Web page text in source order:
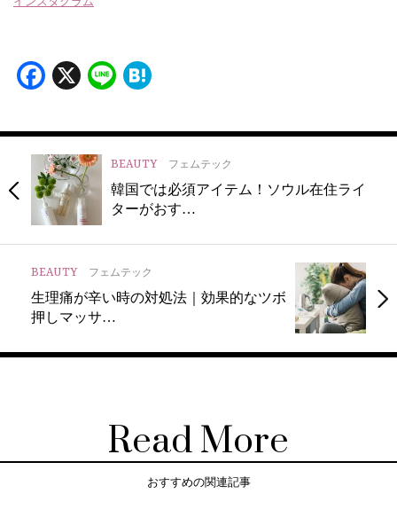
Facebook
X Line
BEAUTY フェムテック
韓国では必須アイテム！ソウル在住ライ
ターがおす…
BEAUTY フェムテック
生理痛が辛い時の対処法｜効果的なツボ
押しマッサ…
Read More
おすすめの関連記事